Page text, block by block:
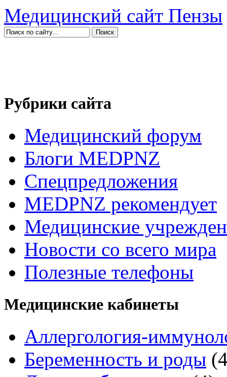
Медицинский сайт Пензы
Рубрики сайта
Медицинский форум
Блоги MEDPNZ
Спецпредложения
MEDPNZ рекомендует
Медицинские
Новости со всего мира
Полезные телефоны
Медицинские кабинеты
Аллергология-
Беременность и роды